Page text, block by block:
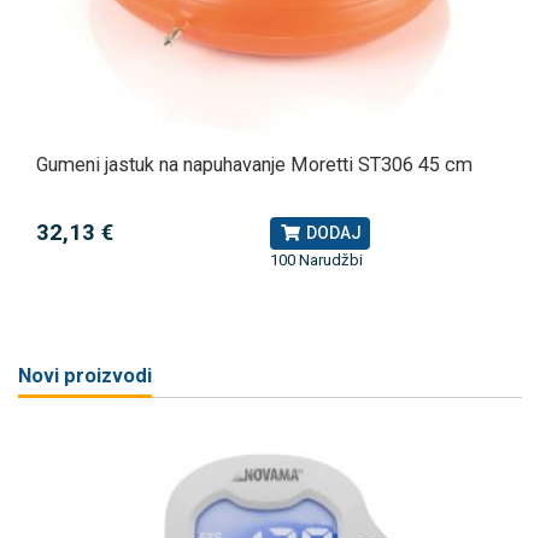
Gumeni jastuk na napuhavanje Moretti ST306 45 cm
32,13 € DODAJ
100 Narudžbi
Novi proizvodi